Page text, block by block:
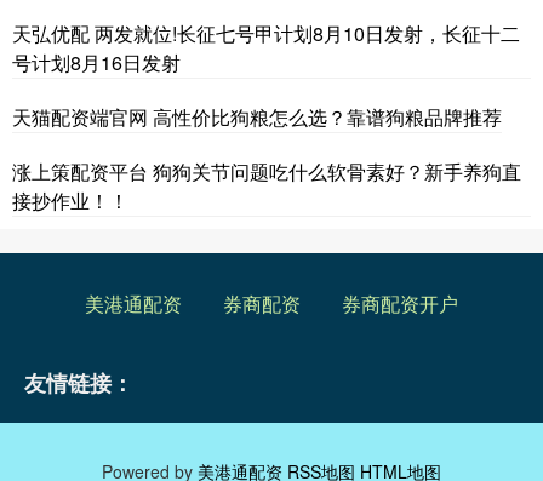
天弘优配 两发就位!长征七号甲计划8月10日发射，长征十二
号计划8月16日发射
天猫配资端官网 高性价比狗粮怎么选？靠谱狗粮品牌推荐
涨上策配资平台 狗狗关节问题吃什么软骨素好？新手养狗直
接抄作业！！
美港通配资 券商配资 券商配资开户
友情链接：
Powered by 美港通配资 RSS地图 HTML地图